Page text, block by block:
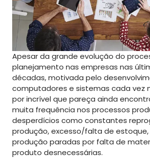
Apesar da grande evolução do
planejamento nas empresas nas
décadas, motivada pelo
computadores e sistemas cada vez
por incrível que pareça ainda
muita frequência nos processos
desperdícios como constantes
produção, excesso/falta de estoque,
produção paradas por falta de
produto desnecessárias.